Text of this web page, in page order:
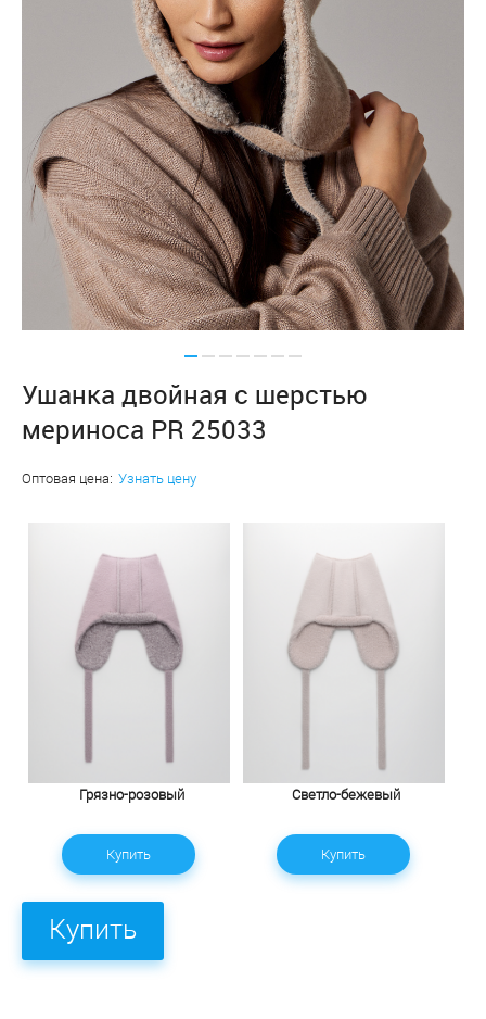
Ушанка двойная с шерстью
мериноса PR 25033
Оптовая цена: Узнать цену
Грязно-розовый
Купить
Светло-бежевый
Купить
Купить